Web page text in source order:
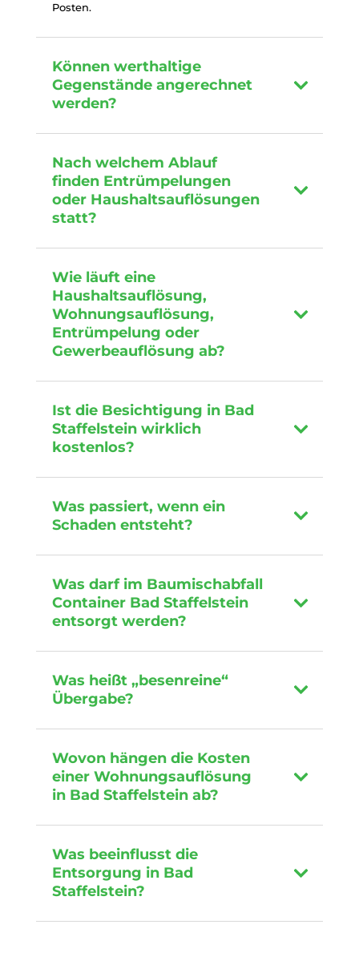
Posten.
Können werthaltige
Gegenstände angerechnet
werden?
Nach welchem Ablauf
finden Entrümpelungen
oder Haushaltsauflösungen
statt?
Wie läuft eine
Haushaltsauflösung,
Wohnungsauflösung,
Entrümpelung oder
Gewerbeauflösung ab?
Ist die Besichtigung in Bad
Staffelstein wirklich
kostenlos?
Was passiert, wenn ein
Schaden entsteht?
Was darf im Baumischabfall
Container Bad Staffelstein
entsorgt werden?
Was heißt „besenreine“
Übergabe?
Wovon hängen die Kosten
einer Wohnungsauflösung
in Bad Staffelstein ab?
Was beeinflusst die
Entsorgung in Bad
Staffelstein?